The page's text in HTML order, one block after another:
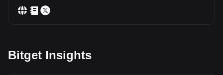
Bitget Insights